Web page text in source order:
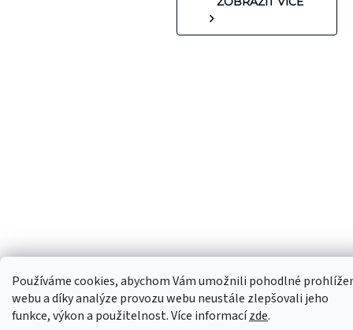
Používáme cookies, abychom Vám umožnili pohodlné
webu a díky analýze provozu webu neustále zlepšovali jeho
funkce, výkon a použitelnost. Více informacízde.